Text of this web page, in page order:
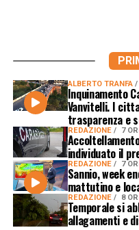
ALBERTO TRANFA
Inquinamento
Vanvitelli. I
trasparenza e
REDAZIONE 7
individuato il
REDAZIONE 7
Sannio, week
mattutino e
REDAZIONE 8
Temporale si
allagamenti e